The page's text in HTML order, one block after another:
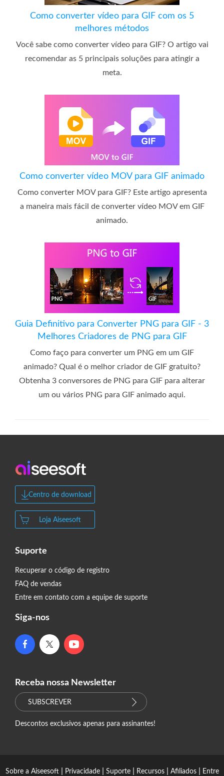
Como converter vídeo para GIF com os 5
melhores métodos
Você sabe como converter vídeo para GIF? O artigo vai
recomendar as 5 principais soluções para atingir a
meta.
Como converter vídeo MOV para GIF animado
Como converter MOV para GIF? Este artigo apresenta
a maneira mais fácil de converter vídeo MOV em GIF
animado.
Guia Definitivo para Converter PNG para GIF - 3
Melhores Criadores de PNG para GIF
Como faço para converter um PNG em um GIF
animado? Qual é o melhor criador de GIF gratuito?
Obtenha 3 conversores de PNG para GIF para alterar
um ou vários PNG para GIF animado aqui.
Centro de download
Loja Aiseesoft
Suporte
Recuperar o código de registro
FAQ de vendas
Entre em contato com a equipe de suporte
Siga-nos
Receba nossa Newsletter
SUBSCREVER
Descontos exclusivos apenas para assinantes!
Sobre a Aiseesoft| Privacidade| Suporte| Recursos| Afiliados| Entre